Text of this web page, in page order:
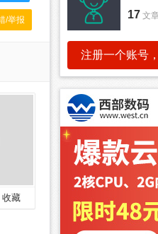
/举报
收藏
17 文
注册一个账号